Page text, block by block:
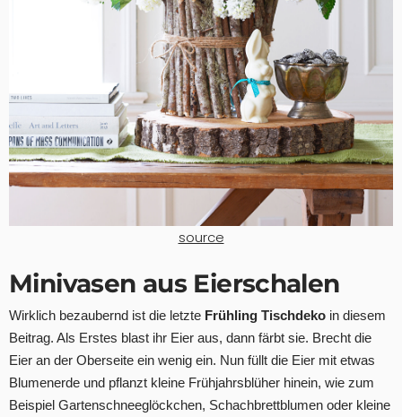
source
Minivasen aus Eierschalen
Wirklich bezaubernd ist die letzte Frühling Tischdeko in diesem
Beitrag. Als Erstes blast ihr Eier aus, dann färbt sie. Brecht die
Eier an der Oberseite ein wenig ein. Nun füllt die Eier mit etwas
Blumenerde und pflanzt kleine Frühjahrsblüher hinein, wie zum
Beispiel Gartenschneeglöckchen, Schachbrettblumen oder kleine